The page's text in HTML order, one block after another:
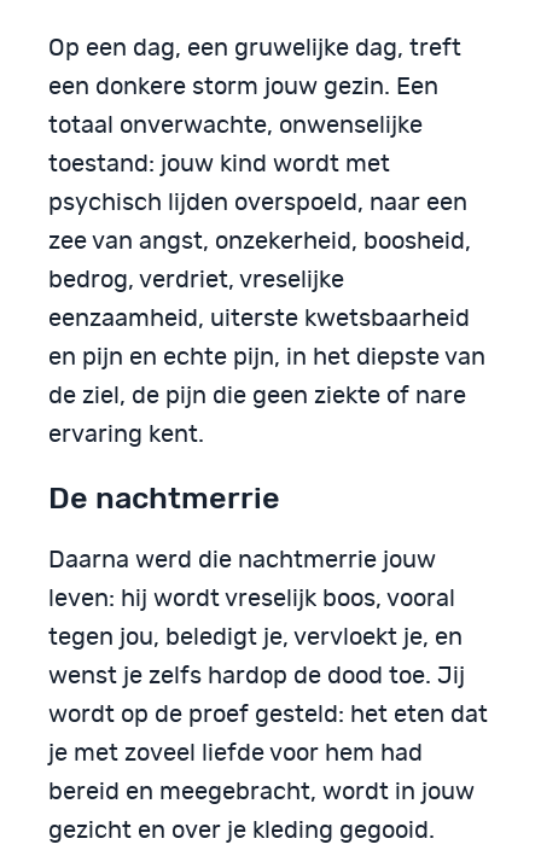
Op een dag, een gruwelijke dag, treft
een donkere storm jouw gezin. Een
totaal onverwachte, onwenselijke
toestand: jouw kind wordt met
psychisch lijden overspoeld, naar een
zee van angst, onzekerheid, boosheid,
bedrog, verdriet, vreselijke
eenzaamheid, uiterste kwetsbaarheid
en pijn en echte pijn, in het diepste van
de ziel, de pijn die geen ziekte of nare
ervaring kent.
De nachtmerrie
Daarna werd die nachtmerrie jouw
leven: hij wordt vreselijk boos, vooral
tegen jou, beledigt je, vervloekt je, en
wenst je zelfs hardop de dood toe. Jij
wordt op de proef gesteld: het eten dat
je met zoveel liefde voor hem had
bereid en meegebracht, wordt in jouw
gezicht en over je kleding gegooid.